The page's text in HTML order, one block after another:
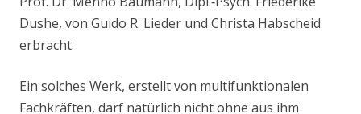
Dushe, von Guido R. Lieder und Christa Habscheid
erbracht.
Ein solches Werk, erstellt von multifunktionalen
Fachkräften, darf natürlich nicht ohne aus ihm